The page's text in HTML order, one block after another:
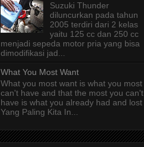
Suzuki Thunder
diluncurkan pada tahun
2005 terdiri dari 2 kelas
yaitu 125 cc dan 250 cc
menjadi sepeda motor pria yang bisa
dimodifikasi jad...
What You Most Want
What you most want is what you most
can't have and that the most you can't
have is what you already had and lost
Yang Paling Kita In...